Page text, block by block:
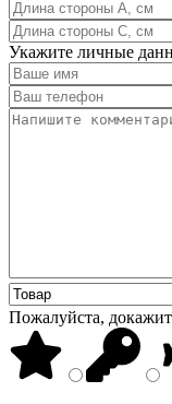
Укажите личные
Пожалуйста,